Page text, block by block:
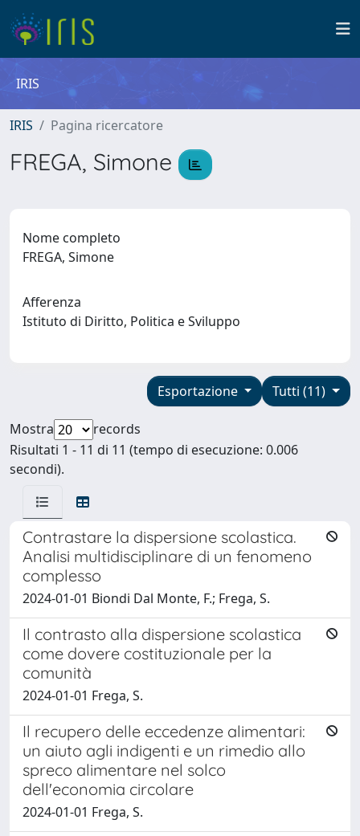
IRIS
IRIS Pagina ricercatore
FREGA, Simone
Nome completo
FREGA, Simone
Afferenza
Istituto di Diritto, Politica e Sviluppo
Tutti (11)
Esportazione
Mostra
records
Risultati 1 - 11 di 11 (tempo di esecuzione: 0.006
secondi).
Contrastare la dispersione scolastica.
Analisi multidisciplinare di un fenomeno
complesso
2024-01-01 Biondi Dal Monte, F.; Frega, S.
Il contrasto alla dispersione scolastica
come dovere costituzionale per la
comunità
2024-01-01 Frega, S.
Il recupero delle eccedenze alimentari:
un aiuto agli indigenti e un rimedio allo
spreco alimentare nel solco
dell'economia circolare
2024-01-01 Frega, S.